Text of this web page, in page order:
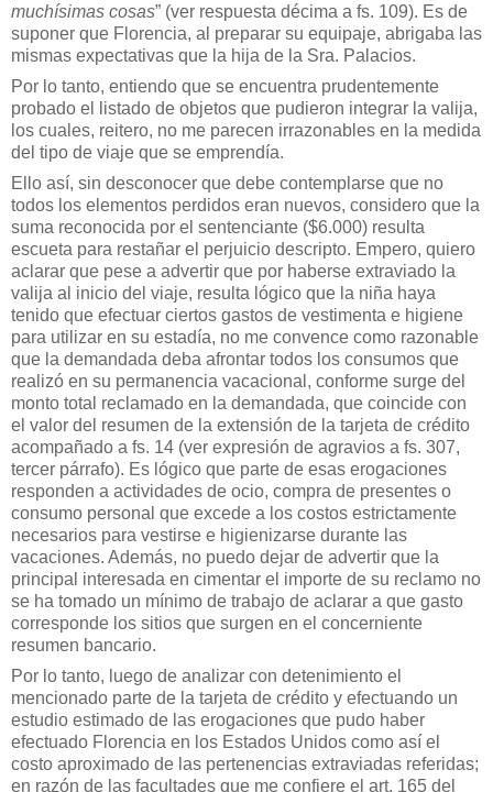
muchísimas cosas” (ver respuesta décima a fs. 109). Es de
suponer que Florencia, al preparar su equipaje, abrigaba las
mismas expectativas que la hija de la Sra. Palacios.
Por lo tanto, entiendo que se encuentra prudentemente
probado el listado de objetos que pudieron integrar la valija,
los cuales, reitero, no me parecen irrazonables en la medida
del tipo de viaje que se emprendía.
Ello así, sin desconocer que debe contemplarse que no
todos los elementos perdidos eran nuevos, considero que la
suma reconocida por el sentenciante ($6.000) resulta
escueta para restañar el perjuicio descripto. Empero, quiero
aclarar que pese a advertir que por haberse extraviado la
valija al inicio del viaje, resulta lógico que la niña haya
tenido que efectuar ciertos gastos de vestimenta e higiene
para utilizar en su estadía, no me convence como razonable
que la demandada deba afrontar todos los consumos que
realizó en su permanencia vacacional, conforme surge del
monto total reclamado en la demandada, que coincide con
el valor del resumen de la extensión de la tarjeta de crédito
acompañado a fs. 14 (ver expresión de agravios a fs. 307,
tercer párrafo). Es lógico que parte de esas erogaciones
responden a actividades de ocio, compra de presentes o
consumo personal que excede a los costos estrictamente
necesarios para vestirse e higienizarse durante las
vacaciones. Además, no puedo dejar de advertir que la
principal interesada en cimentar el importe de su reclamo no
se ha tomado un mínimo de trabajo de aclarar a que gasto
corresponde los sitios que surgen en el concerniente
resumen bancario.
Por lo tanto, luego de analizar con detenimiento el
mencionado parte de la tarjeta de crédito y efectuando un
estudio estimado de las erogaciones que pudo haber
efectuado Florencia en los Estados Unidos como así el
costo aproximado de las pertenencias extraviadas referidas;
en razón de las facultades que me confiere el art. 165 del